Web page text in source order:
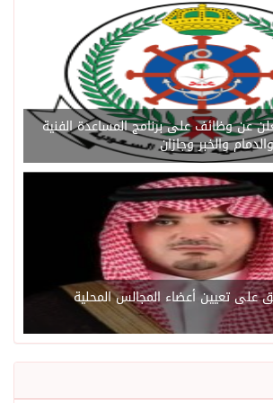
عن وظائف على برنامج المساعدة الفنية
والخبر وجازان
على تعيين أعضاء المجالس المحلية